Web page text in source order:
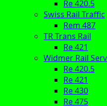
Re 420.5
Swiss Rail Traffic
Rem 487
TR Trans Rail
Re 421
Widmer Rail
Re 420.5
Re 421
Re 430
Re 475